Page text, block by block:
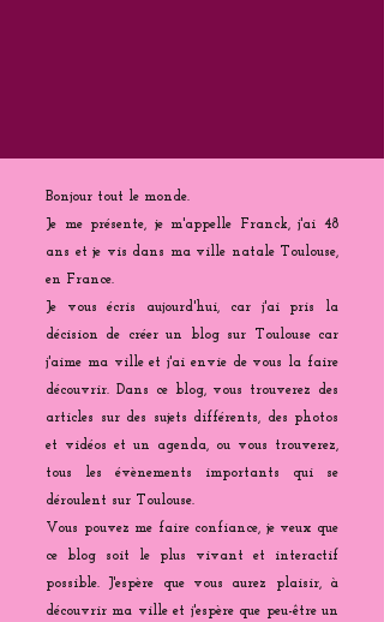
Bonjour tout le monde.
Je me présente, je m'appelle Franck, j'ai 48
ans et je vis dans ma ville natale Toulouse,
en France.
Je vous écris aujourd'hui, car j'ai pris la
décision de créer un blog sur Toulouse car
j'aime ma ville et j'ai envie de vous la faire
découvrir. Dans ce blog, vous trouverez des
articles sur des sujets différents, des photos
et vidéos et un agenda, ou vous trouverez,
tous les évènements importants qui se
déroulent sur Toulouse.
Vous pouvez me faire confiance, je veux que
ce blog soit le plus vivant et interactif
possible. J'espère que vous aurez plaisir, à
découvrir ma ville et j'espère que peu-être un